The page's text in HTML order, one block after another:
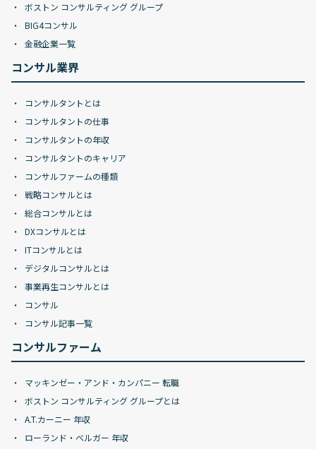
ボストン コンサルティング グループ
BIG4コンサル
金融企業一覧
コンサル業界
コンサルタントとは
コンサルタントの仕事
コンサルタントの年収
コンサルタントのキャリア
コンサルファームの種類
戦略コンサルとは
総合コンサルとは
DXコンサルとは
ITコンサルとは
デジタルコンサルとは
事業再生コンサルとは
コンサル
コンサル記事一覧
コンサルファーム
マッキンゼー・アンド・カンパニー 転職
ボストン コンサルティング グループとは
A.T.カーニー 年収
ローランド・ベルガー 年収